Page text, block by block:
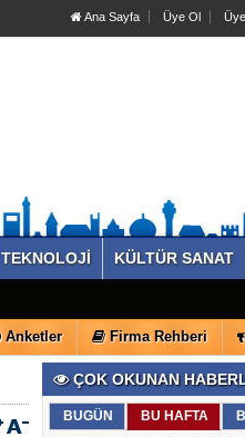
Ana Sayfa Üye Ol
TEKNOLOJİ KÜLTÜR SANAT
Anketler Firma Rehberi
ÇOK OKUNAN
BUGÜN BU HAFTA